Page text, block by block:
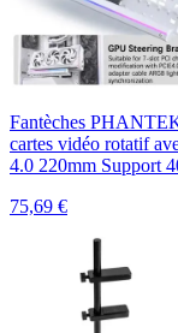
Fantèches
cartes vidéo rotatif
4.0 220mm Support
75,69 €